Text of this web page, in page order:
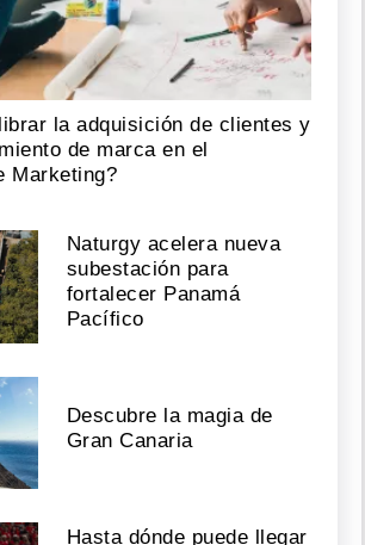
la adquisición de clientes y
de marca en el
Marketing?
Naturgy acelera nueva
subestación para
fortalecer Panamá
Pacífico
Descubre la magia de
Gran Canaria
Hasta dónde puede llegar